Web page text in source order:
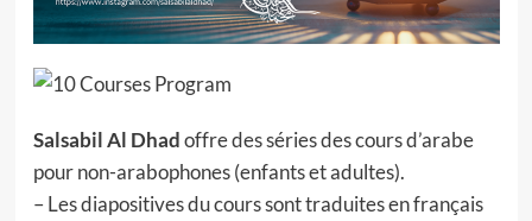
Salsabil Al Dhadoffre des séries des cours d’arabe
pour non-arabophones (enfants et adultes).
– Les diapositives du cours sont traduites en français